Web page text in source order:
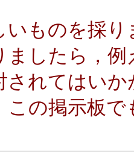
いものを採
ましたら，
されてはい
この掲示板